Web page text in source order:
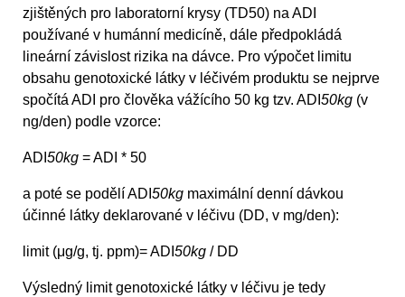
zjištěných pro laboratorní krysy (TD50) na ADI
používané v humánní medicíně, dále předpokládá
lineární závislost rizika na dávce. Pro výpočet limitu
obsahu genotoxické látky v léčivém produktu se nejprve
spočítá ADI pro člověka vážícího 50 kg tzv. ADI 50kg (v
ng/den) podle vzorce:
ADI 50kg = ADI * 50
a poté se podělí ADI 50kg maximální denní dávkou
účinné látky deklarované v léčivu (DD, v mg/den):
limit (μg/g, tj. ppm)= ADI 50kg / DD
Výsledný limit genotoxické látky v léčivu je tedy